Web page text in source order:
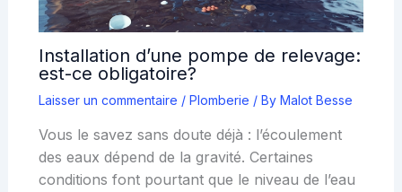
Installation d’une pompe de relevage:
est-ce obligatoire?
Laisser un commentaire / Plomberie / By Malot Besse
Vous le savez sans doute déjà : l’écoulement
des eaux dépend de la gravité. Certaines
conditions font pourtant que le niveau de l’eau